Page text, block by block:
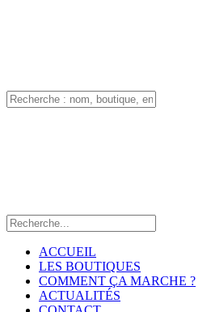
ACCUEIL
LES BOUTIQUES
COMMENT ÇA MARCHE ?
ACTUALITÉS